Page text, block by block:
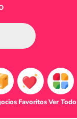
FavoritosVer Todo